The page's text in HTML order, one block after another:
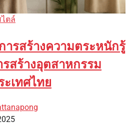
ตล์
รสร้างความตระหนักรู้
สร้างอุตสาหกรรม
เทศไทย